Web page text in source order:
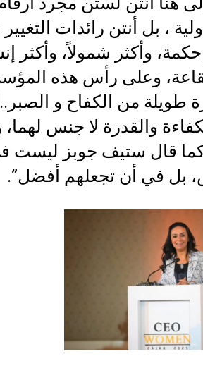
، بل أنتن رائدات
حكمة، وأكثر شمولاً، وأكثر
وعلى رأس هذه
من الكفاح و
والقدرة لا جنس لهما،
كما قال ستيف جوبز ليست
بل في أن تجعلهم أفضل”.